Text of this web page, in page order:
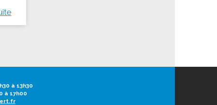
à 13h30
à 17h00